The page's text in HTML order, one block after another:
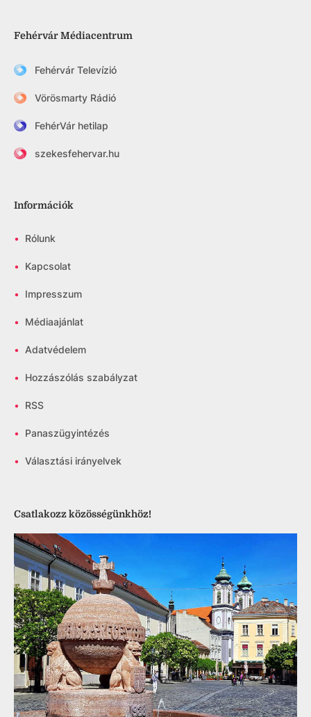
Fehérvár Médiacentrum
Fehérvár Televízió
Vörösmarty Rádió
FehérVár hetilap
szekesfehervar.hu
Információk
• Rólunk
• Kapcsolat
• Impresszum
• Médiaajánlat
• Adatvédelem
• Hozzászólás szabályzat
• RSS
• Panaszügyintézés
• Választási irányelvek
Csatlakozz közösségünkhöz!